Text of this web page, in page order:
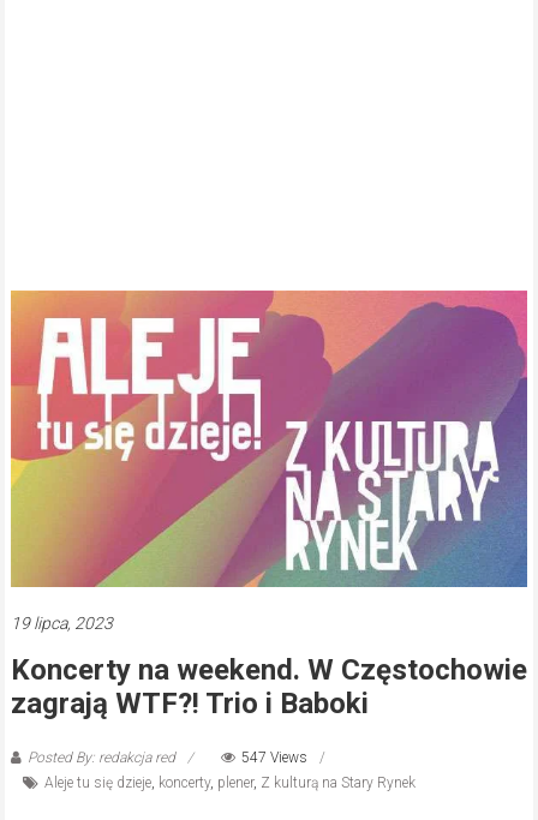
19 lipca, 2023
Koncerty na weekend. W Częstochowie
zagrają WTF?! Trio i Baboki
Posted By: redakcja red
547 Views
Aleje tu się dzieje, koncerty, plener, Z kulturą na Stary Rynek